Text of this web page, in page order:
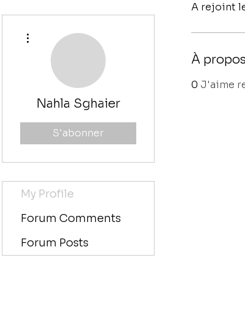
A rejoint
À
0 J'aime
Nahla Sghaier
S'abonner
My Profile
Forum Comments
Forum Posts